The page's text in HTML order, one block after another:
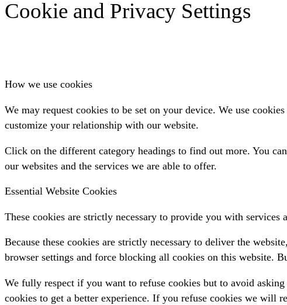
Cookie and Privacy Settings
How we use cookies
We may request cookies to be set on your device. We use
customize your relationship with our website.
Click on the different category headings to find out more. You
our websites and the services we are able to offer.
Essential Website Cookies
These cookies are strictly necessary to provide you with
Because these cookies are strictly necessary to deliver the
browser settings and force blocking all cookies on this website.
We fully respect if you want to refuse cookies but to avoid
cookies to get a better experience. If you refuse cookies we will